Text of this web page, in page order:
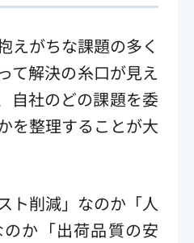
えがちな課題の多く
て解決の糸口が見え
自社のどの課題を委
を整理することが大
ト削減」なのか「人
か「出荷品質の安